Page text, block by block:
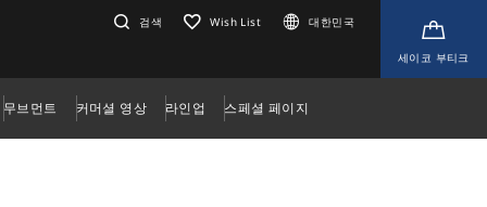
검색 Wish List 대한민국
세이코 부티크
무브먼트 커머셜 영상 라인업 스페셜 페이지